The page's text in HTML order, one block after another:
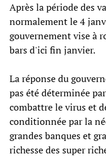
Après la période des
normalement le 4
gouvernement vise à
bars d'ici fin janvier.
La réponse du
pas été déterminée
combattre le virus et
conditionnée par la
grandes banques et
richesse des super